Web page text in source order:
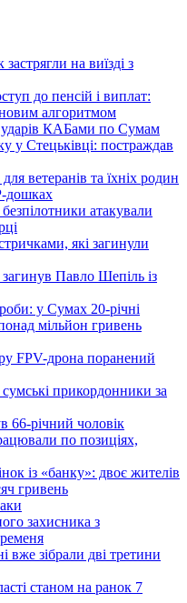
на виїзді з
до пенсій і виплат:
алгоритмом
ударів КАБами по Сумам
у Стецьківці: постраждав
ветеранів та їхніх родин
дошках
атакували
які загинули
Павло Шепіль із
у Сумах 20-річні
мільйон гривень
FPV-дрона поранений
прикордонники за
66-річний чоловік
по позиціях,
із «банку»: двоє жителів
гривень
захисника з
зібрали дві третини
станом на ранок 7